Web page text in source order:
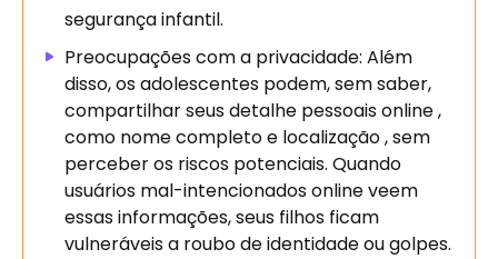
segurança infantil.
Preocupações com a privacidade: Além
disso, os adolescentes podem, sem saber,
compartilhar seus detalhe pessoais online ,
como nome completo e localização , sem
perceber os riscos potenciais. Quando
usuários mal-intencionados online veem
essas informações, seus filhos ficam
vulneráveis ​​a roubo de identidade ou golpes.